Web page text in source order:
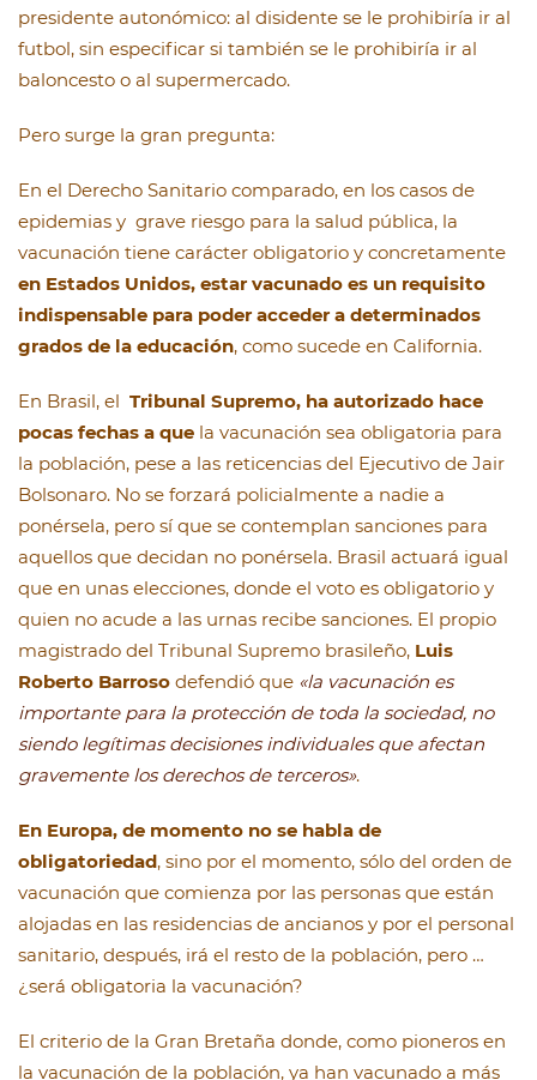
presidente autonómico: al disidente se le prohibiría ir al
futbol, sin especificar si también se le prohibiría ir al
baloncesto o al supermercado.
Pero surge la gran pregunta:
En el Derecho Sanitario comparado, en los casos de
epidemias y grave riesgo para la salud pública, la
vacunación tiene carácter obligatorio y concretamente
en Estados Unidos, estar vacunado es un requisito
indispensable para poder acceder a determinados
grados de la educación, como sucede en California.
En Brasil, el Tribunal Supremo, ha autorizado hace
pocas fechas a que la vacunación sea obligatoria para
la población, pese a las reticencias del Ejecutivo de Jair
Bolsonaro. No se forzará policialmente a nadie a
ponérsela, pero sí que se contemplan sanciones para
aquellos que decidan no ponérsela. Brasil actuará igual
que en unas elecciones, donde el voto es obligatorio y
quien no acude a las urnas recibe sanciones. El propio
magistrado del Tribunal Supremo brasileño, Luis
Roberto Barroso defendió que «la vacunación es
importante para la protección de toda la sociedad, no
siendo legítimas decisiones individuales que afectan
gravemente los derechos de terceros».
En Europa, de momento no se habla de
obligatoriedad, sino por el momento, sólo del orden de
vacunación que comienza por las personas que están
alojadas en las residencias de ancianos y por el personal
sanitario, después, irá el resto de la población, pero …
¿será obligatoria la vacunación?
El criterio de la Gran Bretaña donde, como pioneros en
la vacunación de la población, ya han vacunado a más